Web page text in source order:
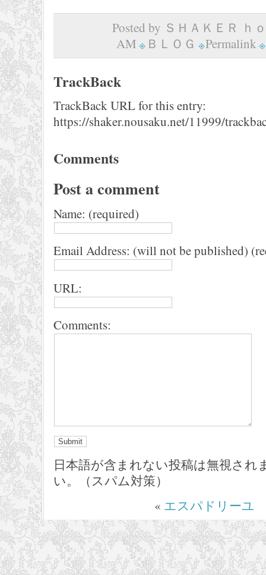
Posted by ＳＨＡＫＥＲ ｈ
AM
ＢＬＯＧ Permalink
TrackBack
TrackBack URL for this entry:
https://shaker.nousaku.net/11999/
Comments
Post a comment
Name: (required)
Email Address: (will not be published)
URL:
Comments:
日本語が含まれない投稿は無視され
い。（スパム対策）
« エスパドリーユ